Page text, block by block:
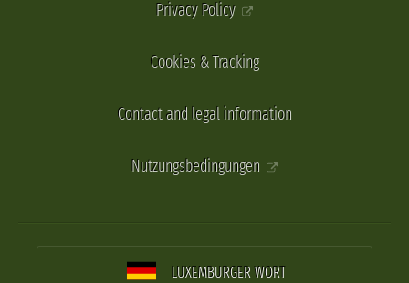
Privacy Policy
Cookies & Tracking
Contact and legal information
Nutzungsbedingungen
LUXEMBURGER WORT